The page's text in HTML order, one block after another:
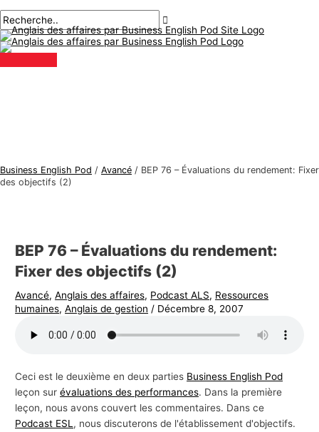
au
contenu
principal
Business English Pod / Avancé / BEP 76 – Évaluations du rendement: Fixer
des objectifs (2)
BEP 76 – Évaluations du rendement:
Fixer des objectifs (2)
Avancé,Anglais des affaires, Podcast ALS, Ressources
humaines,Anglais de gestion / Décembre 8, 2007
Ceci est le deuxième en deux parties Business English Pod
leçon surévaluations des performances. Dans la première
leçon, nous avons couvert les commentaires. Dans ce
Podcast ESL , nous discuterons de l'établissement d'objectifs.
des
articles
ici..
mail*
S
u
j
e
n
i
s
d
e
f
f
a
R
e
c
h
r